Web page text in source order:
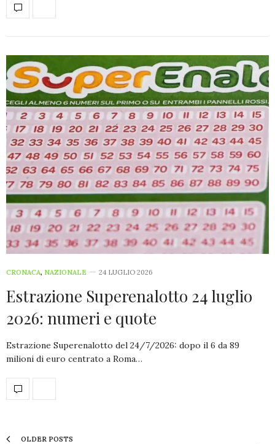
CRONACA, NAZIONALE 24 LUGLIO 2026
Estrazione Superenalotto 24 luglio
2026: numeri e quote
Estrazione Superenalotto del 24/7/2026: dopo il 6 da 89
milioni di euro centrato a Roma…
OLDER POSTS